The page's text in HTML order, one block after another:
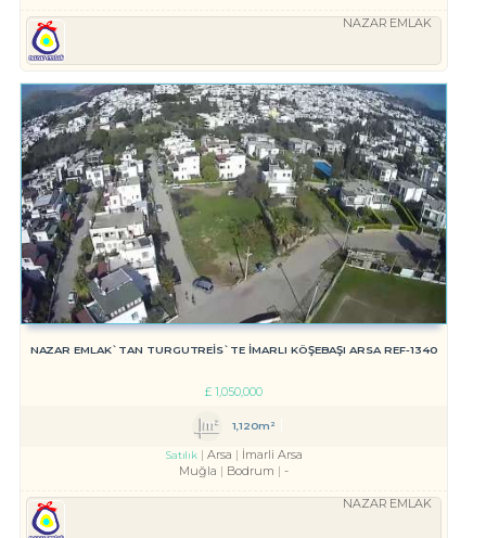
NAZAR EMLAK
NAZAR EMLAK`TAN TURGUTREİS`TE İMARLI KÖŞEBAŞI ARSA REF-1340
£ 1,050,000
1,120m²
Satılık Arsa
İmarli Arsa
Muğla
Bodrum -
NAZAR EMLAK